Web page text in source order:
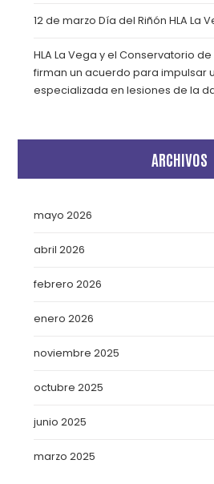
12 de marzo Día del Riñón HLA La
HLA La Vega y el Conservatorio
firman un acuerdo para impulsar
especializada en lesiones de la
ARCHIVOS
mayo 2026
abril 2026
febrero 2026
enero 2026
noviembre 2025
octubre 2025
junio 2025
marzo 2025